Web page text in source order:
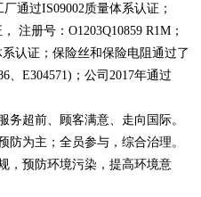
通过IS09002质量体系认证；
注册号：O1203Q10859 R1M；
认证；保险丝和保险电阻通过了
E304571)；公司2017年通过
超前、顾客满意、走向国际。
为主；全员参与，综合治理。
预防环境污染，提高环境意